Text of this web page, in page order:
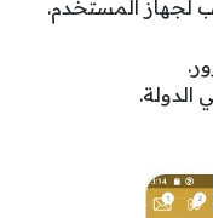
لجهاز المستخدم.
الدولة.